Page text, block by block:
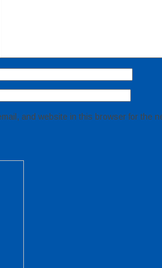
and website in this browser for the